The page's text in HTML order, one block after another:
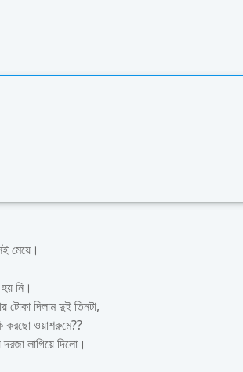
মেয়ে।
নি।
দিলাম দুই তিনটা,
করছো ওয়াশরুমে??
লাগিয়ে দিলো।